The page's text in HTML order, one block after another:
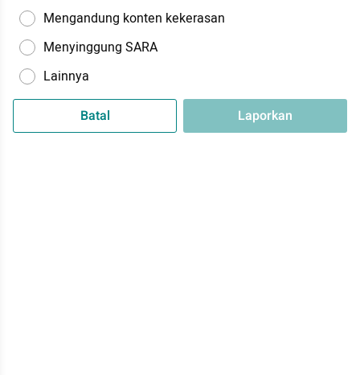
Mengandung konten kekerasan
Menyinggung SARA
Lainnya
Batal Laporkan